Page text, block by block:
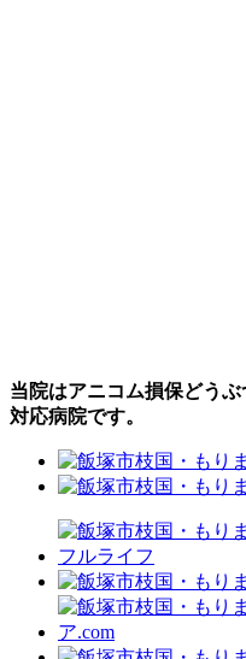
当院はアニコム損保どう
対応病院です。